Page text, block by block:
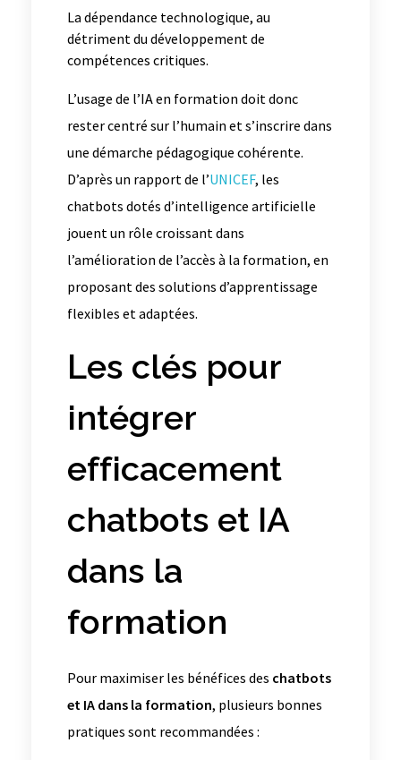
La dépendance technologique, au
détriment du développement de
compétences critiques.
L’usage de l’IA en formation doit donc
rester centré sur l’humain et s’inscrire dans
une démarche pédagogique cohérente.
D’après un rapport de l’UNICEF, les
chatbots dotés d’intelligence artificielle
jouent un rôle croissant dans
l’amélioration de l’accès à la formation, en
proposant des solutions d’apprentissage
flexibles et adaptées.
Les clés pour
intégrer
efficacement
chatbots et IA
dans la
formation
Pour maximiser les bénéfices des chatbots
et IA dans la formation, plusieurs bonnes
pratiques sont recommandées :